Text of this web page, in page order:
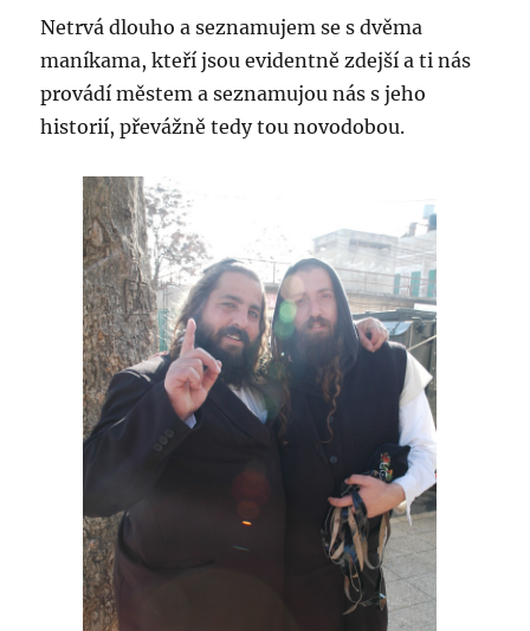
Netrvá dlouho a seznamujem se s dvěma
maníkama, kteří jsou evidentně zdejší a ti nás
provádí městem a seznamujou nás s jeho
historií, převážně tedy tou novodobou.